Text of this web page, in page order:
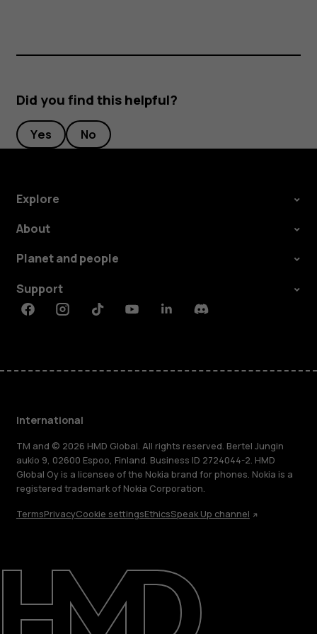
Repair, reuse, recycle
Sustainability
Support
Did you find this helpful?
Yes No
Explore
About
Planet and people
Support
FacebookInstagramTiktokYoutubeLinkedinDiscord
International
TM and © 2026 HMD Global. All rights reserved. Bertel Jungin
aukio 9, 02600 Espoo, Finland. Business ID 2724044-2. HMD
Global Oy is a licensee of the Nokia brand for phones. Nokia is a
registered trademark of Nokia Corporation.
TermsPrivacyCookie settingsEthicsSpeak Up channel